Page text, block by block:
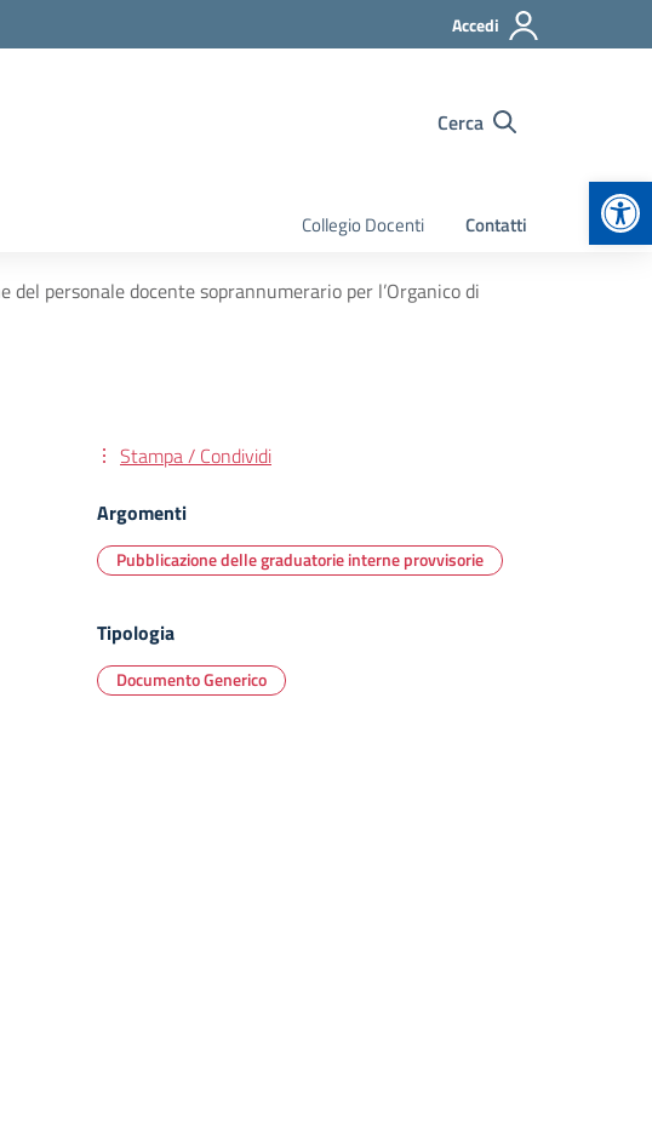
Accedi
Cerca
Collegio Docenti Contatti
personale docente soprannumerario per l’Organico di
Stampa / Condividi
Argomenti
Pubblicazione delle graduatorie interne provvisorie
Tipologia
Documento Generico